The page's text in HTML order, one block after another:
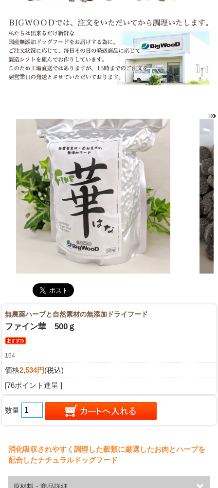
無農薬ハーブと自然素材の無添加ドライフード
ファイン華 500ｇ
164
価格2,534円(税込)
[76ポイント進呈 ]
数量
消化吸収されやすく調理した穀類に厳選したお肉とハーブを
配合したナチュラルドッグフード